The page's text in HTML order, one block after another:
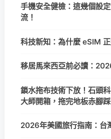
手機安全健檢：這幾個設
流！
科技新知：為什麼 eSIM
移居馬來西亞前必讀：
鎖水拖布技術下放！石頭
大師開箱，拖完地板赤腳
2026年美國旅行指南：台